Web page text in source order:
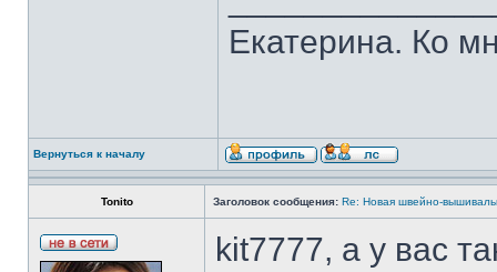
Екатерина. Ко
Вернуться к началу
Tonito Заголовок сообщения: Re: Новая швейно-
kit7777, а у вас